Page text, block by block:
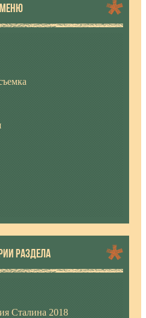
МЕНЮ
РАЗДЕЛА
Сталина 2018